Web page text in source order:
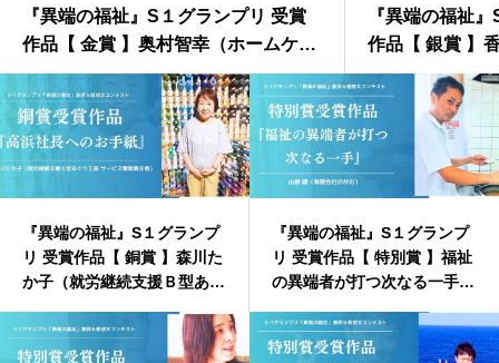
『異端の福祉』S１グランプリ 受賞
作品【 金賞 】奥村智幸（ホームケア
土屋 和歌山）
『異端の福祉
作品【 銀賞 】
レッジ 研修品
『異端の福祉』S１グランプ
リ 受賞作品【 銅賞 】森川た
か子（就労継続支援Ｂ型あぐ
者）
『異端の福祉』S１グランプ
リ 受賞作品【 特別賞 】福祉
の異端者が打つ次なる一手 /